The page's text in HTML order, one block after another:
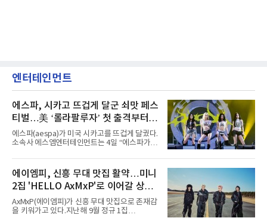
엔터테인먼트
에스파, 시카고 뜨겁게 달군 쇠맛 페스
티벌…美 ‘롤라팔루자’ 첫 출격부터
증명한 존재감
에스파(aespa)가 미국 시카고를 뜨겁게 달궜다.
소속사 에스엠엔터테인먼트는 4일 “에스파가
서 열린 ‘롤라팔루자 시카고’(Lollapalooza
Chicago)의 알리안츠 스테이지에 올랐다”며
“총 14곡으로 구성된 세트리스트를 선사, 데뷔 7
년 차다운 노련한 무대 매너와 파워풀한 에너지
로 현장의 분위기를 압도했다”고 밝혔다.1991
년 시작된 ‘롤라팔루자’는 8개 스테이지, 170여
팀의 아티스트와 40만 명 이상의 관객이 운집하
에이엠피, 신흥 무대 맛집 활약…미니
2집 'HELLO AxMxP'로 이어갈 상승
세
AxMxP(에이엠피)가 신흥 무대 맛집으로 존재감
을 키워가고 있다.지난해 9월 정규 1집